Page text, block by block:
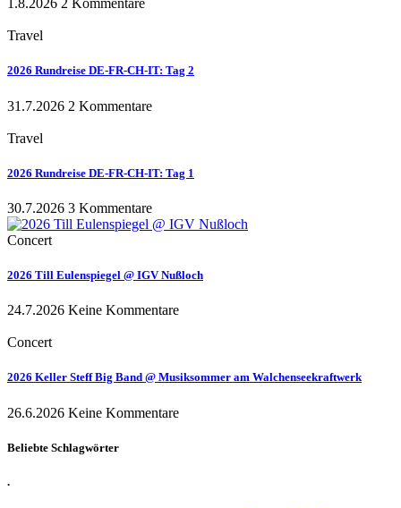
1.8.2026 2 Kommentare
Travel
2026 Rundreise DE-FR-CH-IT: Tag 2
31.7.2026 2 Kommentare
Travel
2026 Rundreise DE-FR-CH-IT: Tag 1
30.7.2026 3 Kommentare
Concert
2026 Till Eulenspiegel @ IGV Nußloch
24.7.2026 Keine Kommentare
Concert
2026 Keller Steff Big Band @ Musiksommer am Walchenseekraftwerk
26.6.2026 Keine Kommentare
Beliebte Schlagwörter
.